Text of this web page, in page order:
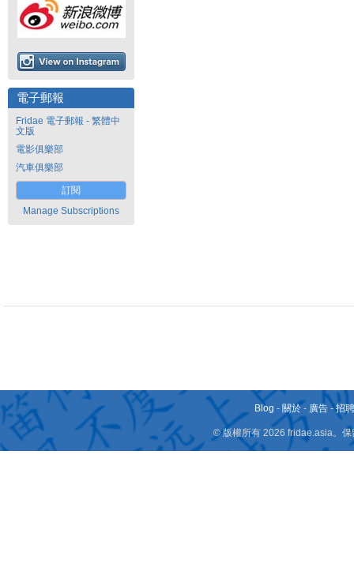
電子郵報
Fridae 電子郵報 - 繁體中
文版
電影俱樂部
汽車俱樂部
訂閱
Manage Subscriptions
Blog - 關於 - 廣告 -招
© 版權所有 2026 fridae.asia。